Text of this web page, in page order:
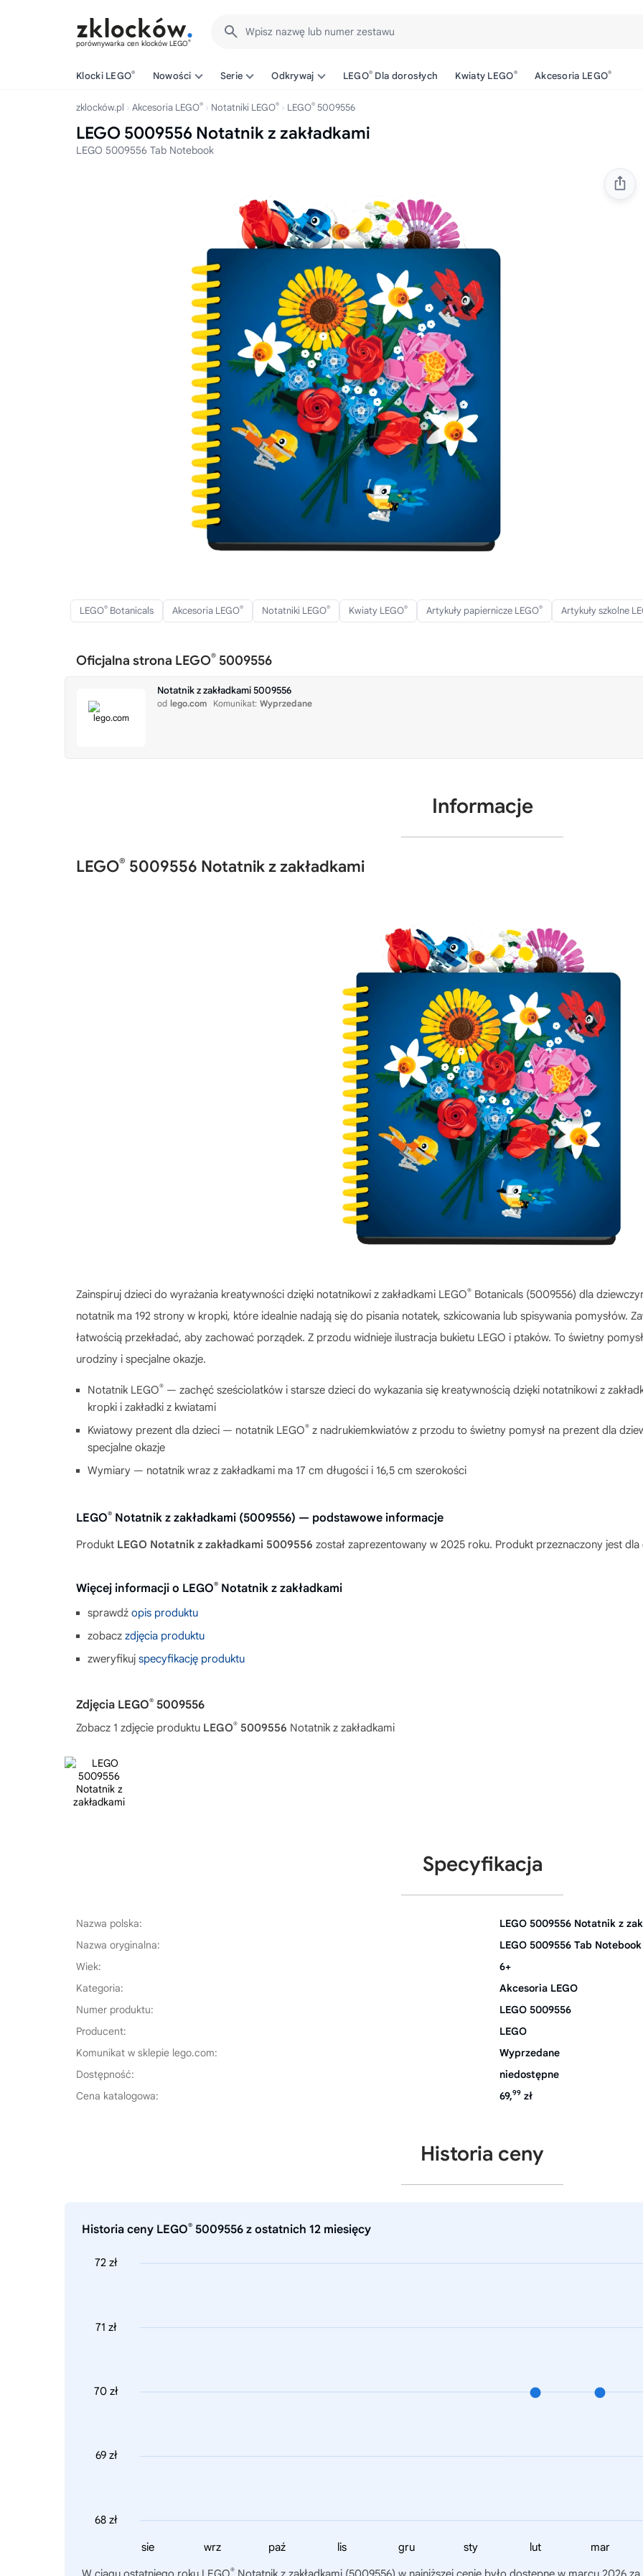
porównywarka cen klocków LEGO®
Wpisz nazwę lub numer zestawu
Klocki LEGO® Nowości Serie Odkrywaj LEGO® Dla dorosłych Kwiaty LEGO® Akcesoria LEGO®
zklocków.pl Akcesoria LEGO® Notatniki LEGO® LEGO® 5009556
LEGO 5009556 Notatnik z zakładkami
LEGO 5009556 Tab Notebook
LEGO® Botanicals Akcesoria LEGO® Notatniki LEGO® Kwiaty LEGO® Artykuły papiernicze LEGO® Artykuły szkolne
Oficjalna strona LEGO® 5009556
Notatnik z zakładkami 5009556
od lego.com Komunikat: Wyprzedane
Informacje
LEGO® 5009556 Notatnik z zakładkami
Zainspiruj dzieci do wyrażania kreatywności dzięki notatnikowi z zakładkami LEGO® Botanicals (5009556) dla
notatnik ma 192 strony w kropki, które idealnie nadają się do pisania notatek, szkicowania lub spisywania pomysłów.
łatwością przekładać, aby zachować porządek. Z przodu widnieje ilustracja bukietu LEGO i ptaków. To świetny
urodziny i specjalne okazje.
Notatnik LEGO® — zachęć sześciolatków i starsze dzieci do wykazania się kreatywnością dzięki notatnikowi z
kropki i zakładki z kwiatami
Kwiatowy prezent dla dzieci — notatnik LEGO® z nadrukiemkwiatów z przodu to świetny pomysł na prezent dla
specjalne okazje
Wymiary — notatnik wraz z zakładkami ma 17 cm długości i 16,5 cm szerokości
LEGO® Notatnik z zakładkami (5009556) — podstawowe informacje
Produkt LEGO Notatnik z zakładkami 5009556 został zaprezentowany w 2025 roku. Produkt przeznaczony jest
Więcej informacji o LEGO® Notatnik z zakładkami
sprawdź opis produktu
zobacz zdjęcia produktu
zweryfikuj specyfikację produktu
Zdjęcia LEGO® 5009556
Zobacz 1 zdjęcie produktu LEGO® 5009556 Notatnik z zakładkami
Specyfikacja
Nazwa polska:
LEGO 5009556 Notatnik z
Nazwa oryginalna:
LEGO 5009556 Tab Notebook
Wiek:
6+
Kategoria:
Akcesoria LEGO
Numer produktu:
LEGO 5009556
Producent:
LEGO
Komunikat w sklepie lego.com:
Wyprzedane
Dostępność:
niedostępne
Cena katalogowa:
69,99 zł
Historia ceny
Historia ceny LEGO® 5009556 z ostatnich 12 miesięcy
72 zł
71 zł
70 zł
69 zł
68 zł
mar
lut
sty
gru
lis
paź
wrz
sie
®